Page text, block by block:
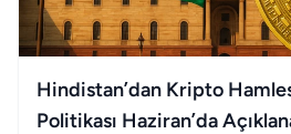
Hindistan’dan Kripto
Politikası Haziran’da